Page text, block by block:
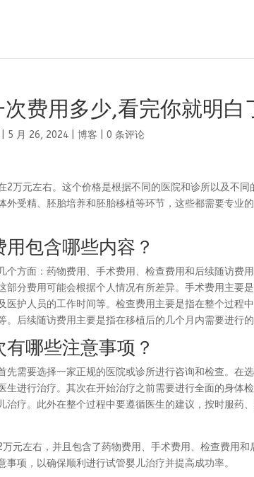
费用多少,看完你就明白
5 月 26, 2024 |博客 |0 条评论
2万元左右。这个价格是根据不同的医院和诊所以及不
外受精、胚胎培养和胚胎移植等环节，这些都需要专业
包含哪些内容？
个方面：药物费用、手术费用、检查费用和后续随访费
部分费用可能会根据个人情况有所差异。手术费用主要
医护人员的工作时间等。检查费用主要是指在整个过程
。后续随访费用主要是指在移植后的几个月内需要进行的
哪些注意事项？
先需要选择一家正规的医院或诊所进行咨询和检查。在
生进行治疗。其次在开始治疗之前需要进行全面的身体
治疗。此外在整个过程中要遵循医生的建议，按时服药
元左右，并且包含了药物费用、手术费用、检查费用
事项，以确保顺利进行试管婴儿治疗并提高成功率。